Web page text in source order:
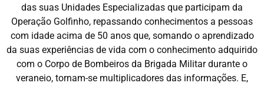
das suas Unidades Especializadas que participam da
Operação Golfinho, repassando conhecimentos a pessoas
com idade acima de 50 anos que, somando o aprendizado
da suas experiências de vida com o conhecimento adquirido
com o Corpo de Bombeiros da Brigada Militar durante o
veraneio, tornam-se multiplicadores das informações. E,